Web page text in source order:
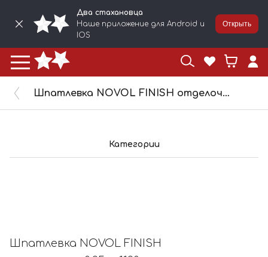
Два стахановца
Наше приложение для Android и
IOS
Открыть
Шпатлевка NOVOL FINISH отделочная 0,25кг 1120
Категории
Шпатлевка NOVOL FINISH